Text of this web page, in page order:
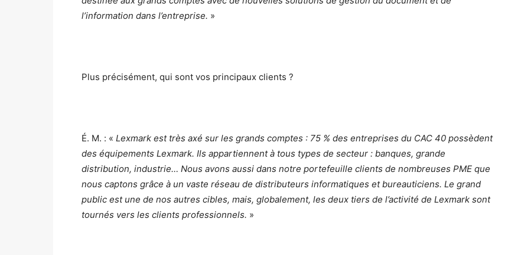
l’information dans l’entreprise. »
Plus précisément, qui sont vos principaux clients ?
É. M. : « Lexmark est très axé sur les grands comptes : 75 % des entreprises du CAC 40 possèdent
des équipements Lexmark. Ils appartiennent à tous types de secteur : banques, grande
distribution, industrie… Nous avons aussi dans notre portefeuille clients de nombreuses PME que
nous captons grâce à un vaste réseau de distributeurs informatiques et bureauticiens. Le grand
public est une de nos autres cibles, mais, globalement, les deux tiers de l’activité de Lexmark sont
tournés vers les clients professionnels. »